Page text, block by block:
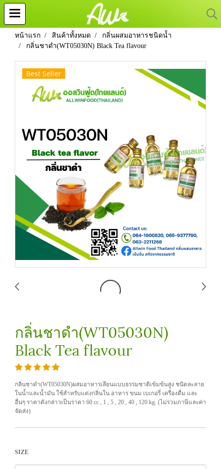
หน้าแรก สินค้าทั้งหมด
กลิ่นผสมอาหารชนิดน้ำ
กลิ่นชาดำ(WT05030N) Black Tea flavour
Best Seller
กลิ่นชาดำ(WT05030N)
Black Tea flavour
กลิ่นชาดำ(WT05030N)ผสมอาหารเลียนแบบธรรมชาติเข้มข้นสูง ชนิดละลาย
ในน้ำและน้ำมัน ใช้สำหรับแต่งกลิ่นใน อาหาร ขนม เบเกอรี่ เครื่องดื่ม และ
อื่นๆ ราคาดังกล่าวเป็นราคา 60 cc , 1 , 5 , 20 , 40 , 120 kg. (ไม่รวมภาษีและค่า
จัดส่ง)
SIZE